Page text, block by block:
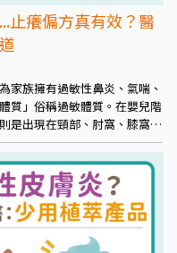
止癢偏方真有效？醫
家族擁有過敏性鼻炎、氣喘、
質」俗稱過敏體質。在嬰兒階
是出現在頸部、肘窩、膝窩、
理，透過一些偏方，如：薄荷
充膠原蛋白、泡溫泉等，黃昭
不要自行嘗試且患者要注意避